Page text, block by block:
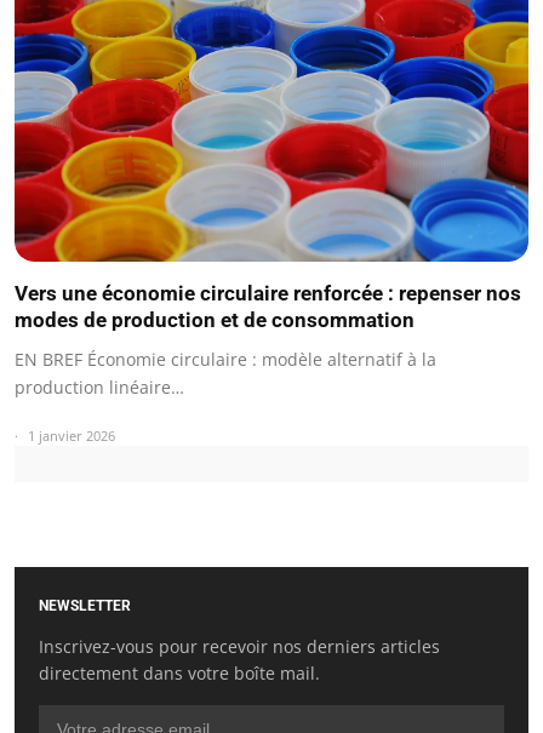
Vers une économie circulaire renforcée : repenser nos
modes de production et de consommation
EN BREF Économie circulaire : modèle alternatif à la
production linéaire…
1 janvier 2026
NEWSLETTER
Inscrivez-vous pour recevoir nos derniers articles
directement dans votre boîte mail.